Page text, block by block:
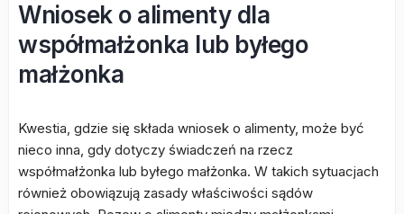
Wniosek o alimenty dla
współmałżonka lub byłego
małżonka
Kwestia, gdzie się składa wniosek o alimenty, może być
nieco inna, gdy dotyczy świadczeń na rzecz
współmałżonka lub byłego małżonka. W takich sytuacjach
również obowiązują zasady właściwości sądów